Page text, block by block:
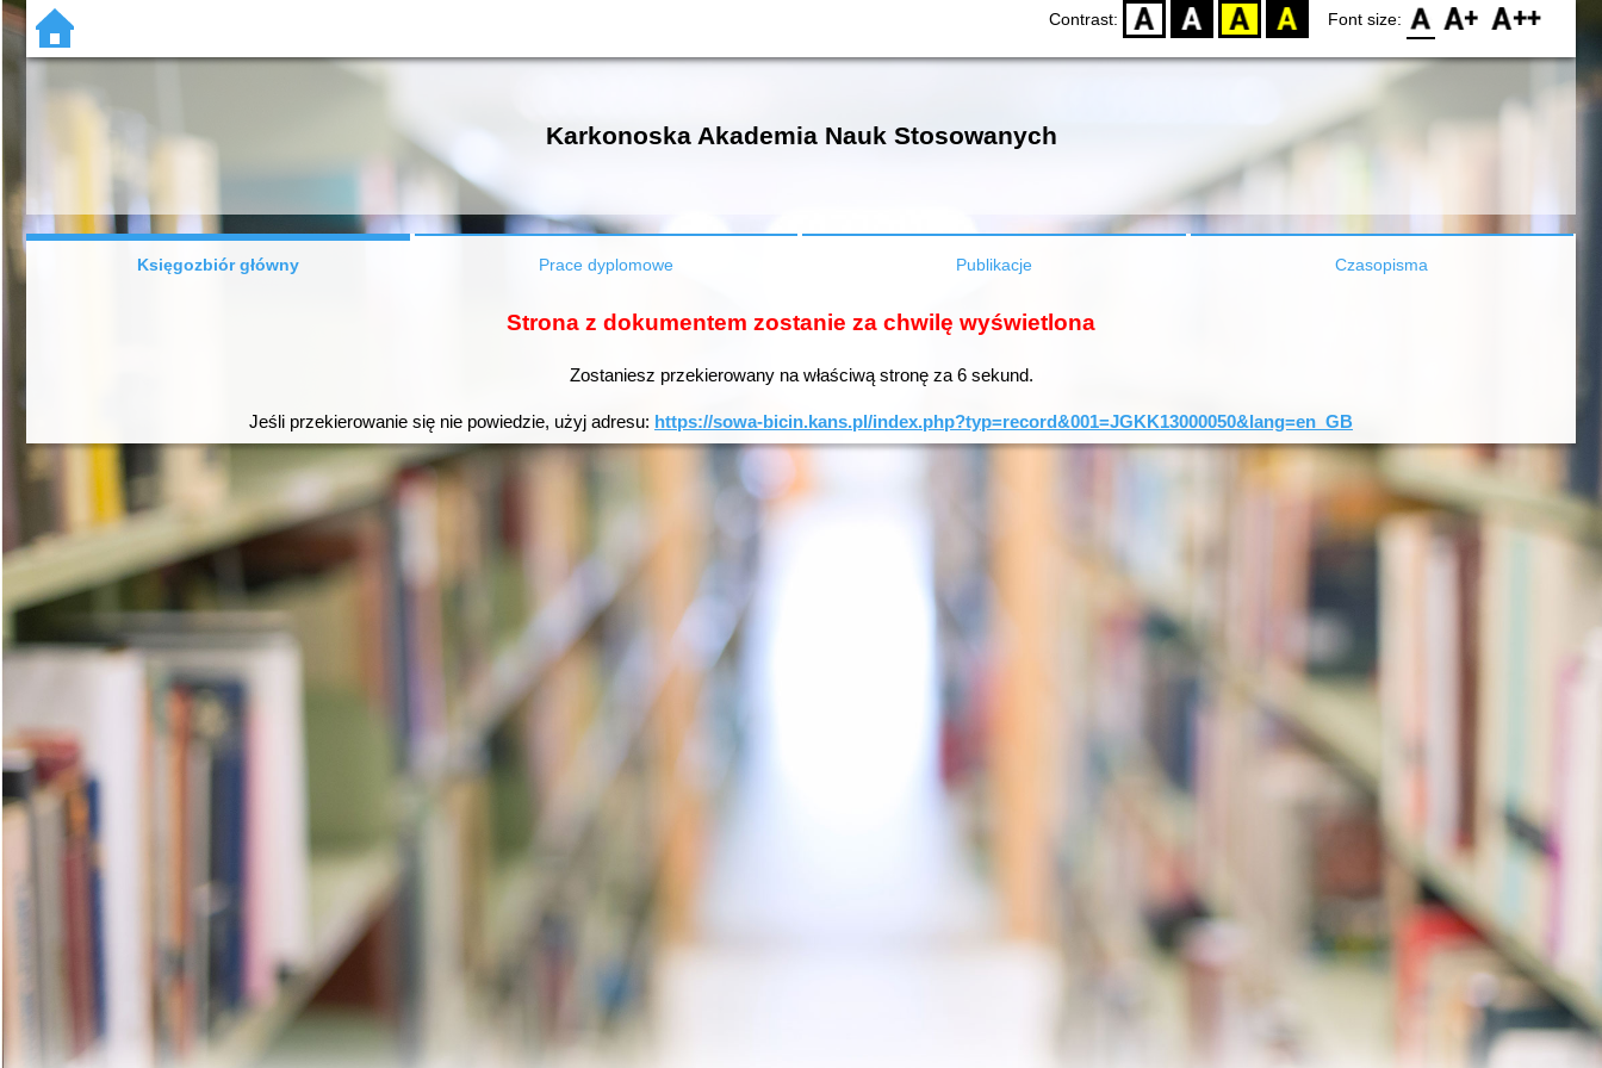
Contrast: D BW YB BY Font size: F0 F1 F2
Karkonoska Akademia Nauk Stosowanych
Księgozbiór główny Prace dyplomowe Publikacje Czasopisma
Strona z dokumentem zostanie za chwilę wyświetlona
Zostaniesz przekierowany na właściwą stronę za 6sekund.
Jeśli przekierowanie się nie powiedzie, użyj adresu: https://sowa-bicin.kans.pl/index.php?typ=record&001=JGKK13000050&lang=en_GB